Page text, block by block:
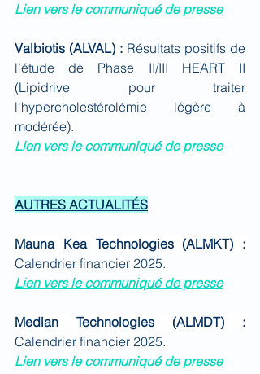
Lien vers le communiqué de presse
Valbiotis (ALVAL) : Résultats positifs de
l’étude de Phase II/III HEART II
(Lipidrive pour traiter
l'hypercholestérolémie légère à
modérée).
Lien vers le communiqué de presse
AUTRES ACTUALITÉS
Calendrier financier 2025.
Lien vers le communiqué de presse
Calendrier financier 2025.
Lien vers le communiqué de presse